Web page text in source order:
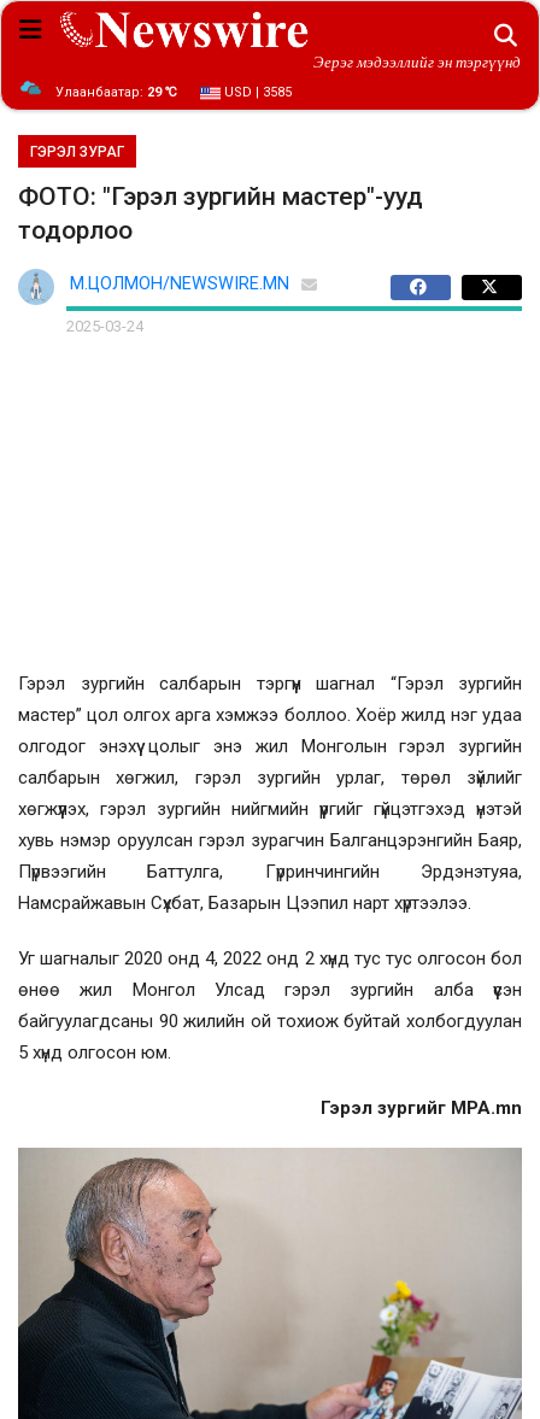
Эерэг мэдээллийг эн тэргүүнд
Улаанбаатар: 29 ℃ USD | 3585
ГЭРЭЛ ЗУРАГ
ФОТО: "Гэрэл зургийн мастер"-ууд
тодорлоо
М.ЦОЛМОН/NEWSWIRE.MN
2025-03-24
Гэрэл зургийн салбарын тэргүүн шагнал “Гэрэл зургийн
мастер” цол олгох арга хэмжээ боллоо. Хоёр жилд нэг удаа
олгодог энэхүү цолыг энэ жил Монголын гэрэл зургийн
салбарын хөгжил, гэрэл зургийн урлаг, төрөл зүйлийг
хөгжүүлэх, гэрэл зургийн нийгмийн үүргийг гүйцэтгэхэд үнэтэй
хувь нэмэр оруулсан гэрэл зурагчин Балганцэрэнгийн Баяр,
Пүрвээгийн Баттулга, Гүрринчингийн Эрдэнэтуяа,
Намсрайжавын Сүхбат, Базарын Цээпил нарт хүртээлээ.
Уг шагналыг 2020 онд 4, 2022 онд 2 хүнд тус тус олгосон бол
өнөө жил Монгол Улсад гэрэл зургийн алба үүсэн
байгуулагдсаны 90 жилийн ой тохиож буйтай холбогдуулан
5 хүнд олгосон юм.
Гэрэл зургийг MPA.mn